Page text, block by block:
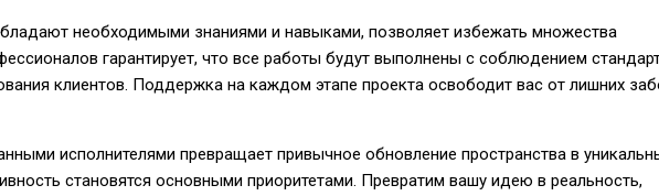
необходимыми знаниями и навыками, позволяет избежать множества
гарантирует, что все работы будут выполнены с соблюдением
клиентов. Поддержка на каждом этапе проекта освободит вас от лишних
исполнителями превращает привычное обновление пространства в
становятся основными приоритетами. Превратим вашу идею в реальность,